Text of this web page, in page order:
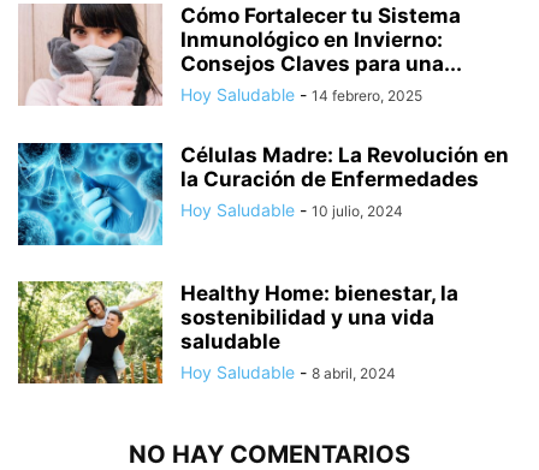
Cómo Fortalecer tu Sistema
Inmunológico en Invierno:
Consejos Claves para una...
Hoy Saludable - 14 febrero, 2025
Células Madre: La Revolución en
la Curación de Enfermedades
Hoy Saludable - 10 julio, 2024
Healthy Home: bienestar, la
sostenibilidad y una vida
saludable
Hoy Saludable - 8 abril, 2024
NO HAY COMENTARIOS